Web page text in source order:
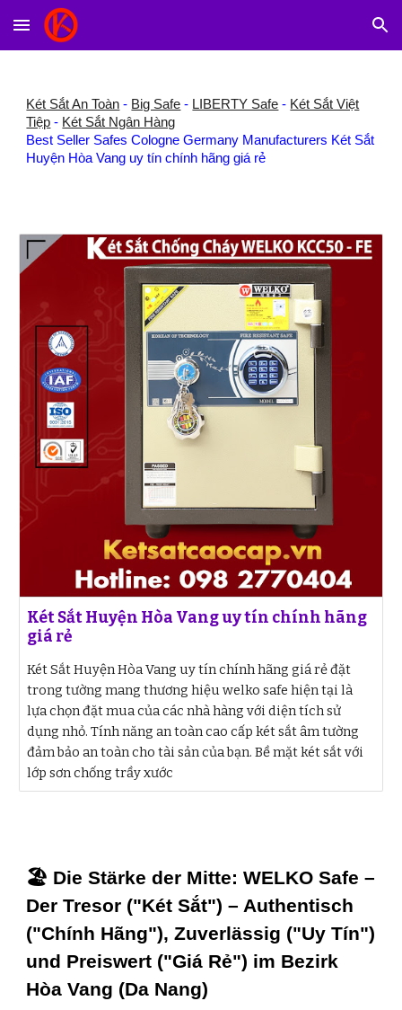
Skip to main content Skip to navigation
Két Sắt An Toàn - Big Safe - LIBERTY Safe - Két Sắt Việt
Tiệp - Két Sắt Ngân Hàng
Best Seller Safes Cologne Germany Manufacturers Két Sắt
Huyện Hòa Vang uy tín chính hãng giá rẻ
Két Sắt Huyện Hòa Vang uy tín chính hãng
giá rẻ
Két Sắt Huyện Hòa Vang uy tín chính hãng giá rẻ đặt
trong tường mang thương hiệu welko safe hiện tại là
lựa chọn đặt mua của các nhà hàng với diện tích sử
dụng nhỏ. Tính năng an toàn cao cấp két sắt âm tường
đảm bảo an toàn cho tài sản của bạn. Bề mặt két sắt với
lớp sơn chống trầy xước
🏖️ Die Stärke der Mitte: WELKO Safe –
Der Tresor ("Két Sắt") – Authentisch
("Chính Hãng"), Zuverlässig ("Uy Tín")
und Preiswert ("Giá Rẻ") im Bezirk
Hòa Vang (Da Nang)